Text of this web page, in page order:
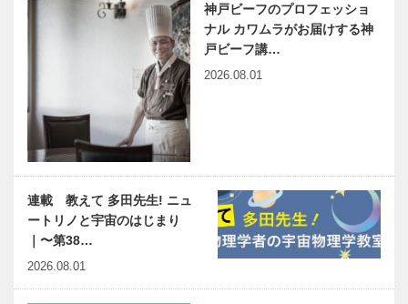
神戸ビーフのプロフェッショ
ナル カワムラがお届けする神
戸ビーフ講…
2026.08.01
連載 教えて 多田先生! ニュ
ートリノと宇宙のはじまり
｜〜第38…
2026.08.01